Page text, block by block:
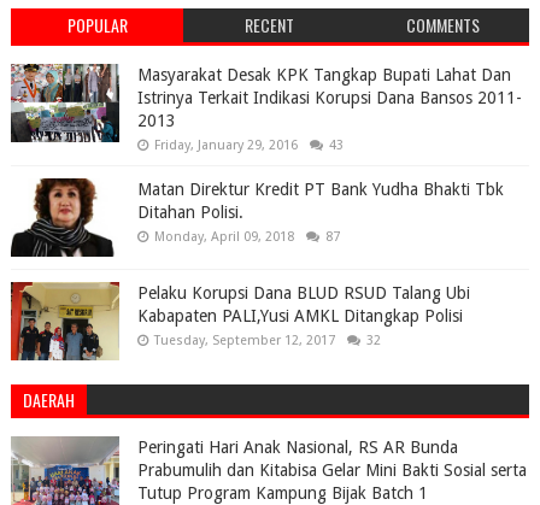
POPULAR RECENT COMMENTS
Masyarakat Desak KPK Tangkap Bupati Lahat Dan
Istrinya Terkait Indikasi Korupsi Dana Bansos 2011-
2013
Friday, January 29, 2016 43
Matan Direktur Kredit PT Bank Yudha Bhakti Tbk
Ditahan Polisi.
Monday, April 09, 2018 87
Pelaku Korupsi Dana BLUD RSUD Talang Ubi
Kabapaten PALI,Yusi AMKL Ditangkap Polisi
Tuesday, September 12, 2017 32
DAERAH
Peringati Hari Anak Nasional, RS AR Bunda
Prabumulih dan Kitabisa Gelar Mini Bakti Sosial serta
Tutup Program Kampung Bijak Batch 1